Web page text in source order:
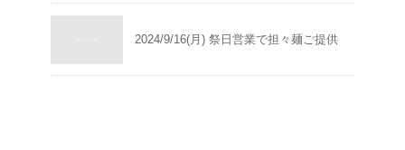
2024/9/16(月) 祭日営業で担々麺ご提供